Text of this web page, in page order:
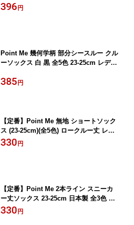
ス 靴下 kw-0200 D1PK
396 円
Point Me 幾何学柄 部分シースルー クル
ーソックス 白 黒 全5色 23-25cm レディ
385 円
【定番】Point Me 無地 ショートソック
ス (23-25cm)(全5色) ロークルー丈 レデ
ィース 靴下 kw-0275 D1PK
330 円
【定番】Point Me 2本ライン スニーカ
ー丈ソックス 23-25cm 日本製 全3色 レ
ディース 靴下 kw-0291 D1PK
330 円